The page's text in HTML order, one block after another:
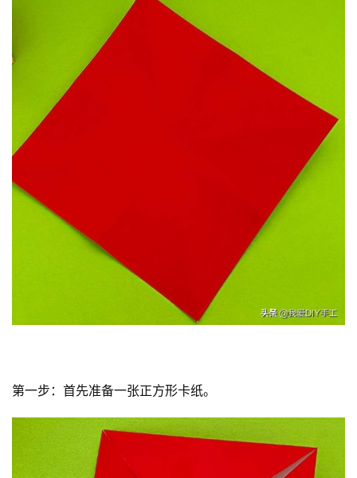
第一步：首先准备一张正方形卡纸。